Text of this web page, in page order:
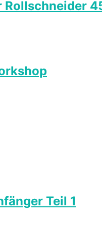
Teil 1